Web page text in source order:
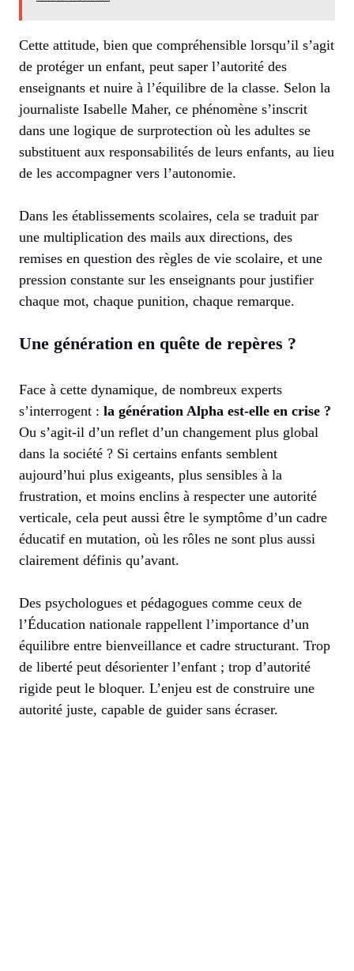
Cette attitude, bien que compréhensible lorsqu’il s’agit
de protéger un enfant, peut saper l’autorité des
enseignants et nuire à l’équilibre de la classe. Selon la
journaliste Isabelle Maher, ce phénomène s’inscrit
dans une logique de surprotection où les adultes se
substituent aux responsabilités de leurs enfants, au lieu
de les accompagner vers l’autonomie.
Dans les établissements scolaires, cela se traduit par
une multiplication des mails aux directions, des
remises en question des règles de vie scolaire, et une
pression constante sur les enseignants pour justifier
chaque mot, chaque punition, chaque remarque.
Une génération en quête de repères ?
Face à cette dynamique, de nombreux experts
s’interrogent : la génération Alpha est-elle en crise ?
Ou s’agit-il d’un reflet d’un changement plus global
dans la société ? Si certains enfants semblent
aujourd’hui plus exigeants, plus sensibles à la
frustration, et moins enclins à respecter une autorité
verticale, cela peut aussi être le symptôme d’un cadre
éducatif en mutation, où les rôles ne sont plus aussi
clairement définis qu’avant.
Des psychologues et pédagogues comme ceux de
l’Éducation nationale rappellent l’importance d’un
équilibre entre bienveillance et cadre structurant. Trop
de liberté peut désorienter l’enfant ; trop d’autorité
rigide peut le bloquer. L’enjeu est de construire une
autorité juste, capable de guider sans écraser.